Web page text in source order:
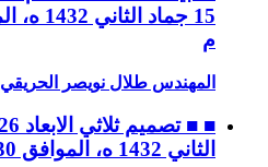
م
المهندس طلال نويصر الحريقي
الثاني 1432 ه، الموافق 30 أبريل – 4 مايو 2011 م